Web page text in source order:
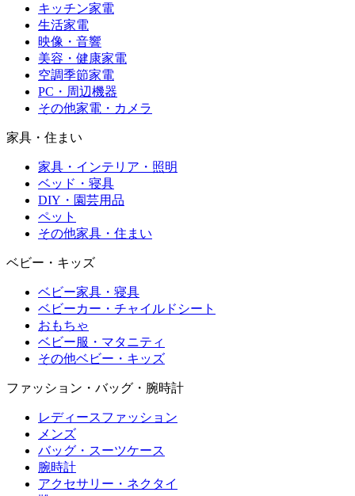
キッチン家電
生活家電
映像・音響
美容・健康家電
空調季節家電
PC・周辺機器
その他家電・カメラ
家具・住まい
家具・インテリア・照明
ベッド・寝具
DIY・園芸用品
ペット
その他家具・住まい
ベビー・キッズ
ベビー家具・寝具
ベビーカー・チャイルドシート
おもちゃ
ベビー服・マタニティ
その他ベビー・キッズ
ファッション・バッグ・腕時計
レディースファッション
メンズ
バッグ・スーツケース
腕時計
アクセサリー・ネクタイ